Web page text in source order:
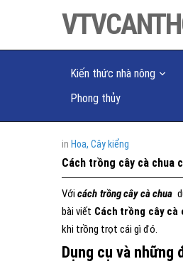
Kiến thức nhà nông
Phong thủy
in Hoa, Cây kiểng
Cách trồng cây cà chua
Vớicách trồng cây cà chua
bài viết Cách trồng cây cà
khi trồng trọt cái gì đó.
Dụng cụ và